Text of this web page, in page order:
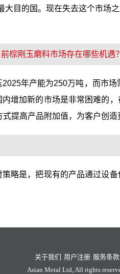
目的国。现在失去这个市场
棕刚玉磨料市场存在哪些机遇？
年产能为250万吨，而市
增加新的市场是非常困难的
提高产品附加值，为客户创造
略是，把现有的产品通过设
关于我们 用户注册 服务条款
Asian Metal Ltd, All rights